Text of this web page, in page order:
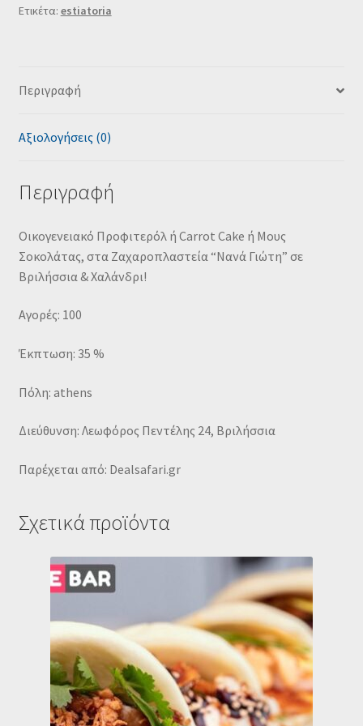
Ετικέτα: estiatoria
Περιγραφή
Αξιολογήσεις (0)
Περιγραφή
Οικογενειακό Προφιτερόλ ή Carrot Cake ή Μους
Σοκολάτας, στα Ζαχαροπλαστεία “Νανά Γιώτη” σε
Βριλήσσια & Χαλάνδρι!
Αγορές: 100
Έκπτωση: 35 %
Πόλη: athens
Διεύθυνση: Λεωφόρος Πεντέλης 24, Βριλήσσια
Παρέχεται από: Dealsafari.gr
Σχετικά προϊόντα